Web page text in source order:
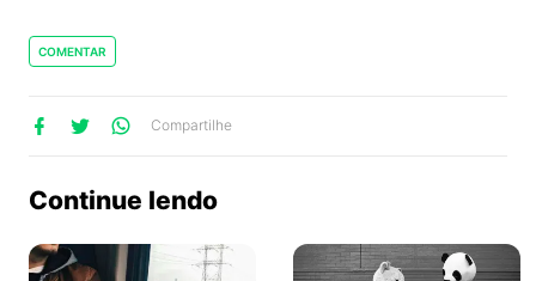
COMENTAR
Compartilhe
Continue lendo